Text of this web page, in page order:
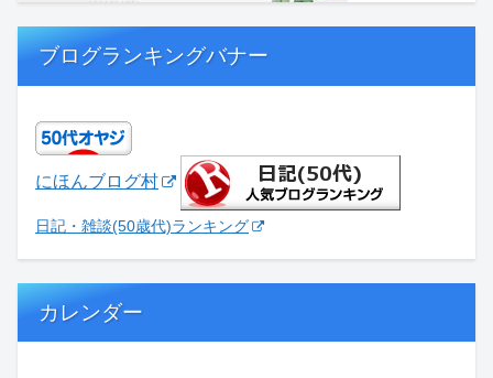
ブログランキングバナー
にほんブログ村
日記・雑談(50歳代)ランキング
カレンダー